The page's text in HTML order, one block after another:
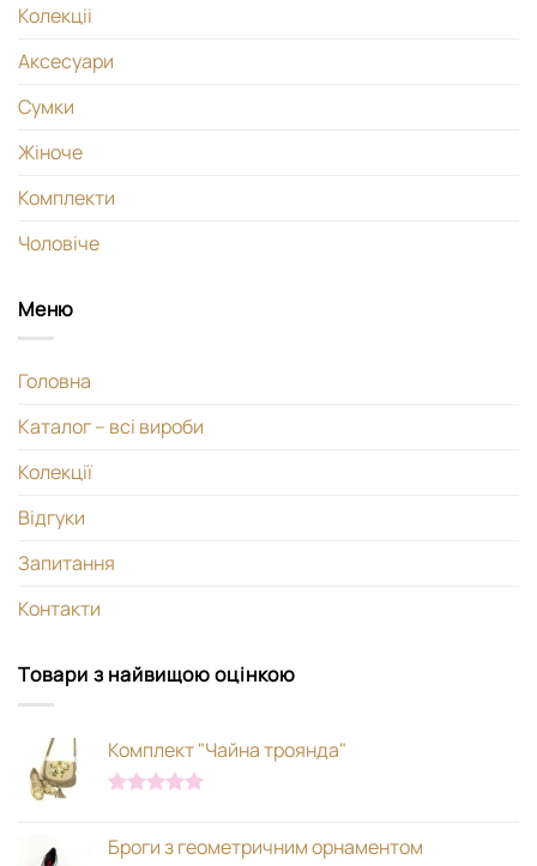
Колекціі
Аксесуари
Сумки
Жіноче
Комплекти
Чоловіче
Меню
Головна
Каталог – всі вироби
Колекції
Відгуки
Запитання
Контакти
Товари з найвищою оцінкою
Комплект "Чайна троянда"
Броги з геометричним орнаментом